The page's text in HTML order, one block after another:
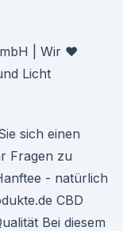
| Wir ♥
Licht
sich einen
Fragen zu
- natürlich
CBD
Bei diesem